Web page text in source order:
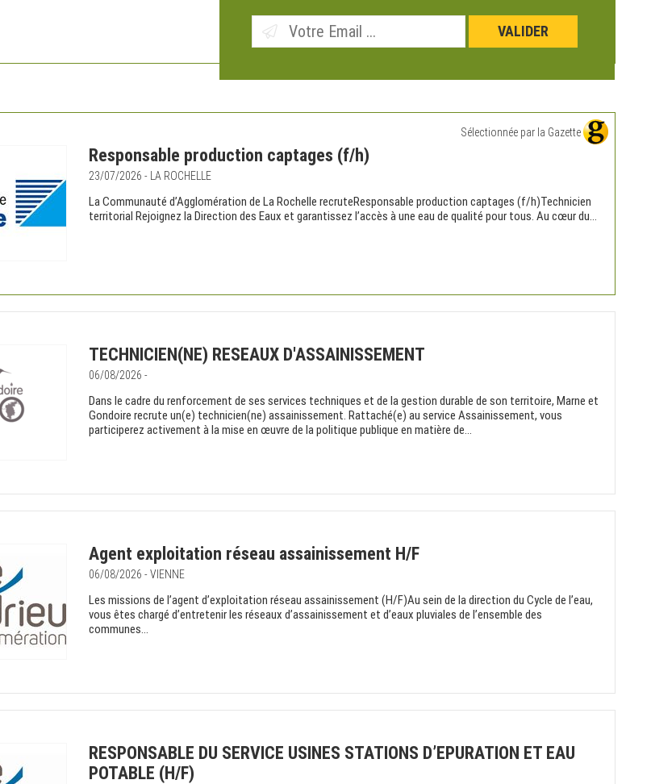
Sélectionnée par la Gazette
Responsable production captages (f/h)
23/07/2026 - LA ROCHELLE
La Communauté d’Agglomération de La Rochelle recruteResponsable production captages (f/h)Technicien
territorial Rejoignez la Direction des Eaux et garantissez l’accès à une eau de qualité pour tous. Au cœur du...
TECHNICIEN(NE) RESEAUX D'ASSAINISSEMENT
06/08/2026 -
Dans le cadre du renforcement de ses services techniques et de la gestion durable de son territoire, Marne et
Gondoire recrute un(e) technicien(ne) assainissement. Rattaché(e) au service Assainissement, vous
participerez activement à la mise en œuvre de la politique publique en matière de...
Agent exploitation réseau assainissement H/F
06/08/2026 - VIENNE
Les missions de l’agent d’exploitation réseau assainissement (H/F)Au sein de la direction du Cycle de l’eau,
vous êtes chargé d’entretenir les réseaux d’assainissement et d’eaux pluviales de l’ensemble des
communes...
RESPONSABLE DU SERVICE USINES STATIONS D’EPURATION ET EAU
POTABLE (H/F)